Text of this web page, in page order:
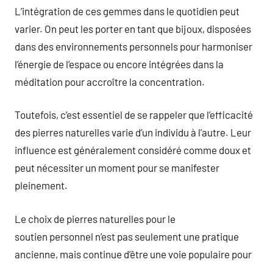
L’intégration de ces gemmes dans le quotidien peut
varier. On peut les porter en tant que bijoux, disposées
dans des environnements personnels pour harmoniser
l’énergie de l’espace ou encore intégrées dans la
méditation pour accroître la concentration.
Toutefois, c’est essentiel de se rappeler que l’efficacité
des pierres naturelles varie d’un individu à l’autre. Leur
influence est généralement considéré comme doux et
peut nécessiter un moment pour se manifester
pleinement.
Le choix de pierres naturelles pour le
soutien personnel n’est pas seulement une pratique
ancienne, mais continue d’être une voie populaire pour